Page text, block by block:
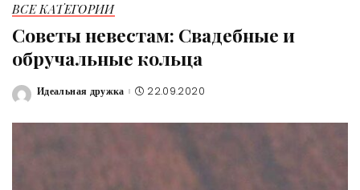
ВСЕ КАТЕГОРИИ
Советы невестам: Свадебные и
обручальные кольца
Posted
Идеальная дружка 22.09.2020